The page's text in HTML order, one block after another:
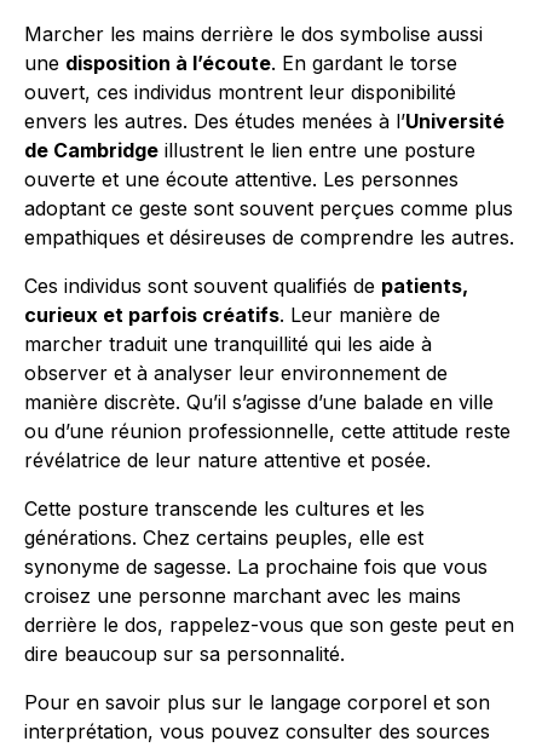
Marcher les mains derrière le dos symbolise aussi
une disposition à l’écoute. En gardant le torse
ouvert, ces individus montrent leur disponibilité
envers les autres. Des études menées à l’Université
de Cambridge illustrent le lien entre une posture
ouverte et une écoute attentive. Les personnes
adoptant ce geste sont souvent perçues comme plus
empathiques et désireuses de comprendre les autres.
Ces individus sont souvent qualifiés de patients,
curieux et parfois créatifs. Leur manière de
marcher traduit une tranquillité qui les aide à
observer et à analyser leur environnement de
manière discrète. Qu’il s’agisse d’une balade en ville
ou d’une réunion professionnelle, cette attitude reste
révélatrice de leur nature attentive et posée.
Cette posture transcende les cultures et les
générations. Chez certains peuples, elle est
synonyme de sagesse. La prochaine fois que vous
croisez une personne marchant avec les mains
derrière le dos, rappelez-vous que son geste peut en
dire beaucoup sur sa personnalité.
Pour en savoir plus sur le langage corporel et son
interprétation, vous pouvez consulter des sources